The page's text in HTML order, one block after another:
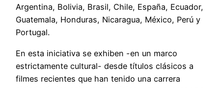
Argentina, Bolivia, Brasil, Chile, España, Ecuador,
Guatemala, Honduras, Nicaragua, México, Perú y
Portugal.
En esta iniciativa se exhiben -en un marco
estrictamente cultural- desde títulos clásicos a
filmes recientes que han tenido una carrera